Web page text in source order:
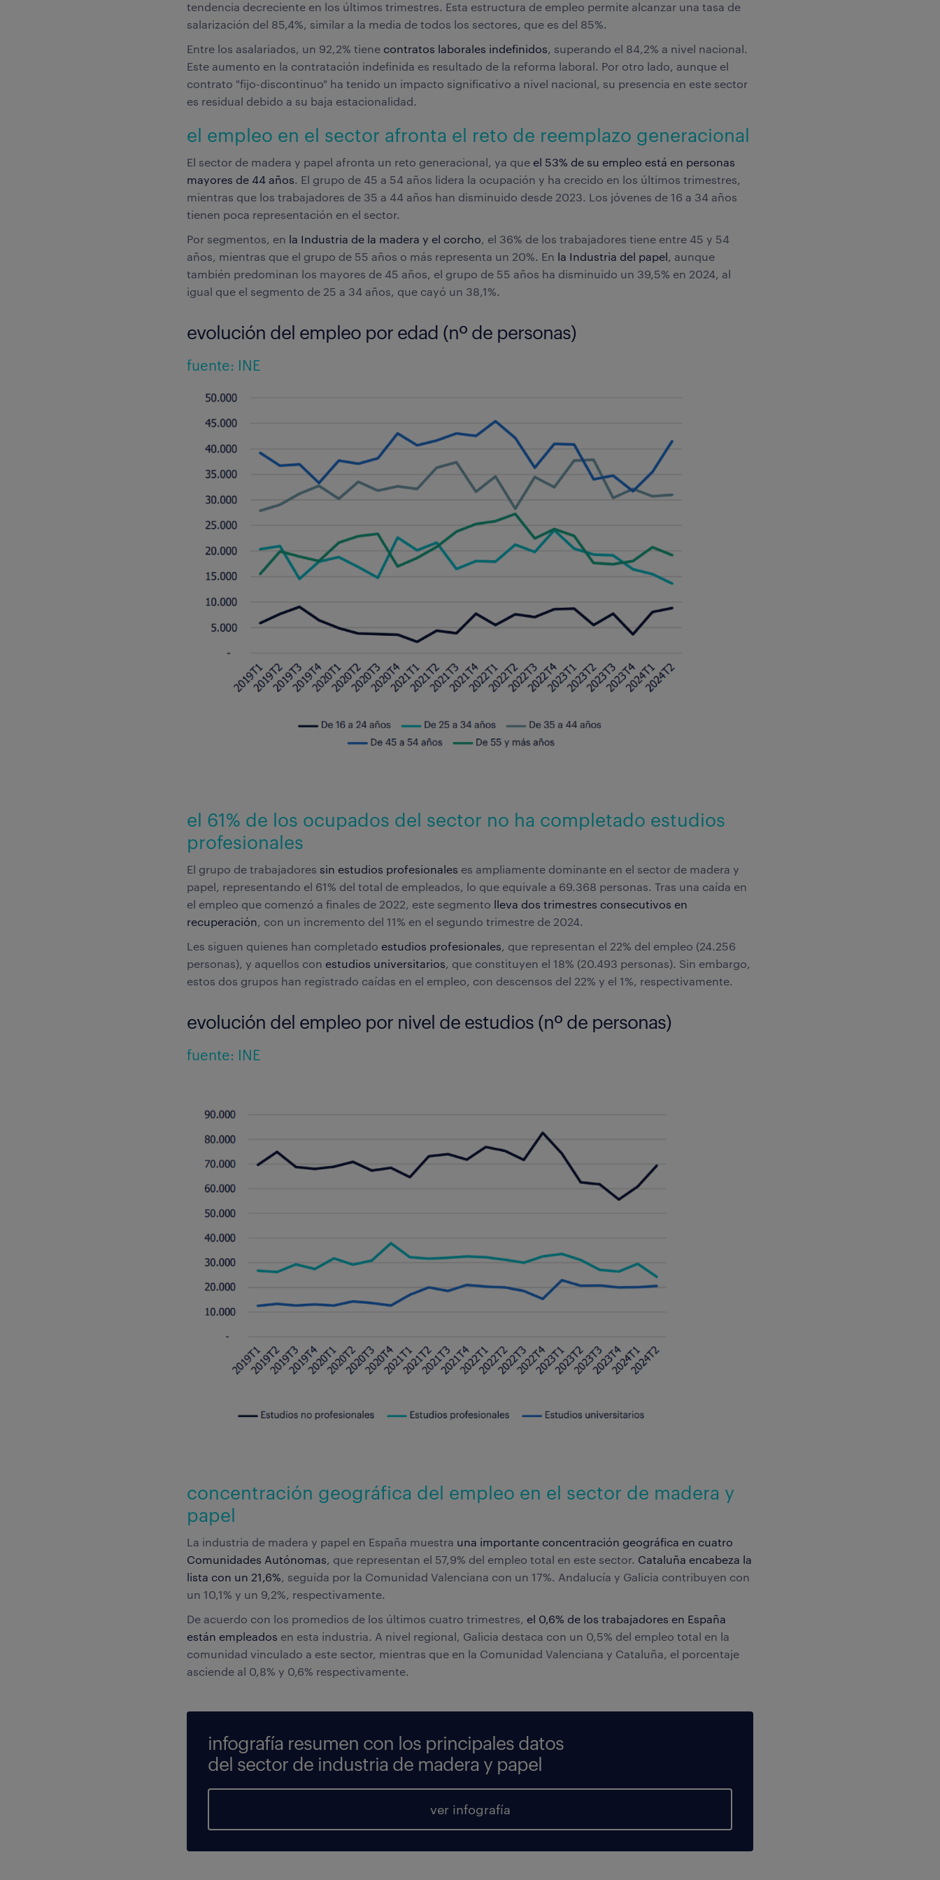
tendencia decreciente en los últimos trimestres. Esta estructura de empleo permite alcanzar una tasa de
salarización del 85,4%, similar a la media de todos los sectores, que es del 85%.
Entre los asalariados, un 92,2% tiene contratos laborales indefinidos, superando el 84,2% a nivel nacional.
Este aumento en la contratación indefinida es resultado de la reforma laboral. Por otro lado, aunque el
contrato "fijo-discontinuo" ha tenido un impacto significativo a nivel nacional, su presencia en este sector
es residual debido a su baja estacionalidad.
el empleo en el sector afronta el reto de reemplazo generacional
El sector de madera y papel afronta un reto generacional, ya que el 53% de su empleo está en personas
mayores de 44 años. El grupo de 45 a 54 años lidera la ocupación y ha crecido en los últimos trimestres,
mientras que los trabajadores de 35 a 44 años han disminuido desde 2023. Los jóvenes de 16 a 34 años
tienen poca representación en el sector.
Por segmentos, en la Industria de la madera y el corcho, el 36% de los trabajadores tiene entre 45 y 54
años, mientras que el grupo de 55 años o más representa un 20%. En la Industria del papel, aunque
también predominan los mayores de 45 años, el grupo de 55 años ha disminuido un 39,5% en 2024, al
igual que el segmento de 25 a 34 años, que cayó un 38,1%.
evolución del empleo por edad (nº de personas)
fuente: INE
el 61% de los ocupados del sector no ha completado estudios
profesionales
El grupo de trabajadores sin estudios profesionales es ampliamente dominante en el sector de madera y
papel, representando el 61% del total de empleados, lo que equivale a 69.368 personas. Tras una caída en
el empleo que comenzó a finales de 2022, este segmento lleva dos trimestres consecutivos en
recuperación, con un incremento del 11% en el segundo trimestre de 2024.
Les siguen quienes han completado estudios profesionales, que representan el 22% del empleo (24.256
personas), y aquellos con estudios universitarios, que constituyen el 18% (20.493 personas). Sin embargo,
estos dos grupos han registrado caídas en el empleo, con descensos del 22% y el 1%, respectivamente.
evolución del empleo por nivel de estudios (nº de personas)
fuente: INE
concentración geográfica del empleo en el sector de madera y
papel
La industria de madera y papel en España muestra una importante concentración geográfica en cuatro
Comunidades Autónomas , que representan el 57,9% del empleo total en este sector. Cataluña encabeza la
lista con un 21,6% , seguida por la Comunidad Valenciana con un 17%. Andalucía y Galicia contribuyen con
un 10,1% y un 9,2%, respectivamente.
De acuerdo con los promedios de los últimos cuatro trimestres, el 0,6% de los trabajadores en España
están empleados en esta industria. A nivel regional, Galicia destaca con un 0,5% del empleo total en la
comunidad vinculado a este sector, mientras que en la Comunidad Valenciana y Cataluña, el porcentaje
asciende al 0,8% y 0,6% respectivamente.
infografía resumen con los principales datos
del sector de industria de madera y papel
ver infografía